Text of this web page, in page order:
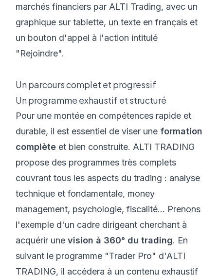
Un parcours complet et progressif
Un programme exhaustif et structuré
Pour une montée en compétences rapide et
durable, il est essentiel de viser une formation
complète et bien construite. ALTI TRADING
propose des programmes très complets
couvrant tous les aspects du trading : analyse
technique et fondamentale, money
management, psychologie, fiscalité... Prenons
l'exemple d'un cadre dirigeant cherchant à
acquérir une vision à 360° du trading. En
suivant le programme "Trader Pro" d'ALTI
TRADING, il accédera à un contenu exhaustif